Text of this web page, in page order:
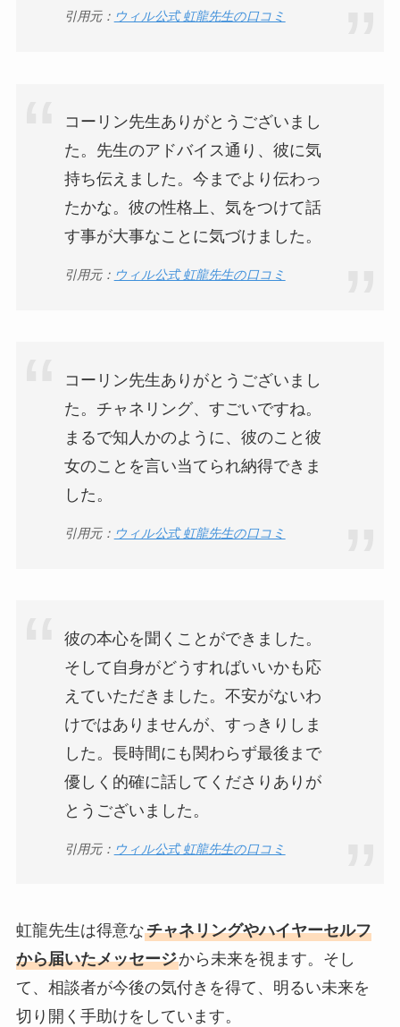
引用元： ウィル公式 虹龍先生の口コミ
コーリン先生ありがとうございまし
た。先生のアドバイス通り、彼に気
持ち伝えました。今までより伝わっ
たかな。彼の性格上、気をつけて話
す事が大事なことに気づけました。
引用元： ウィル公式 虹龍先生の口コミ
コーリン先生ありがとうございまし
た。チャネリング、すごいですね。
まるで知人かのように、彼のこと彼
女のことを言い当てられ納得できま
した。
引用元： ウィル公式 虹龍先生の口コミ
彼の本心を聞くことができました。
そして自身がどうすればいいかも応
えていただきました。不安がないわ
けではありませんが、すっきりしま
した。長時間にも関わらず最後まで
優しく的確に話してくださりありが
とうございました。
引用元： ウィル公式 虹龍先生の口コミ
虹龍先生は得意なチャネリングやハイヤーセルフ
から届いたメッセージから未来を視ます。そし
て、相談者が今後の気付きを得て、明るい未来を
切り開く手助けをしています。